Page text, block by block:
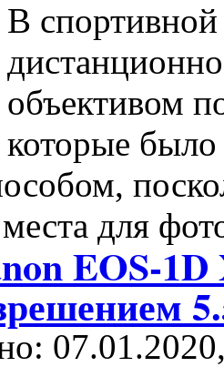
В
объективом
которые
для
EOS-